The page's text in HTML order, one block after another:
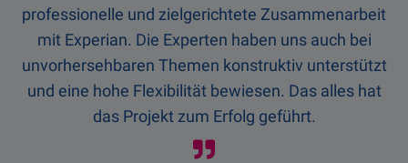
Leasingnetzwerk in 17 Ländern. Die UniCredit
Leasing GmbH mit Sitz in Hamburg bietet
sowohl klassische Leasinggeschäfte als auch
strukturierte Finanzierungen an. Das
Objektportfolio umfasst unter anderem
Maschinen und Anlagen, Pkw, Nutzfahrzeuge
professionelle und zielgerichtete Zusammenarbeit
mit Experian. Die Experten haben uns auch bei
unvorhersehbaren Themen konstruktiv unterstützt
und eine hohe Flexibilität bewiesen. Das alles hat
das Projekt zum Erfolg geführt.